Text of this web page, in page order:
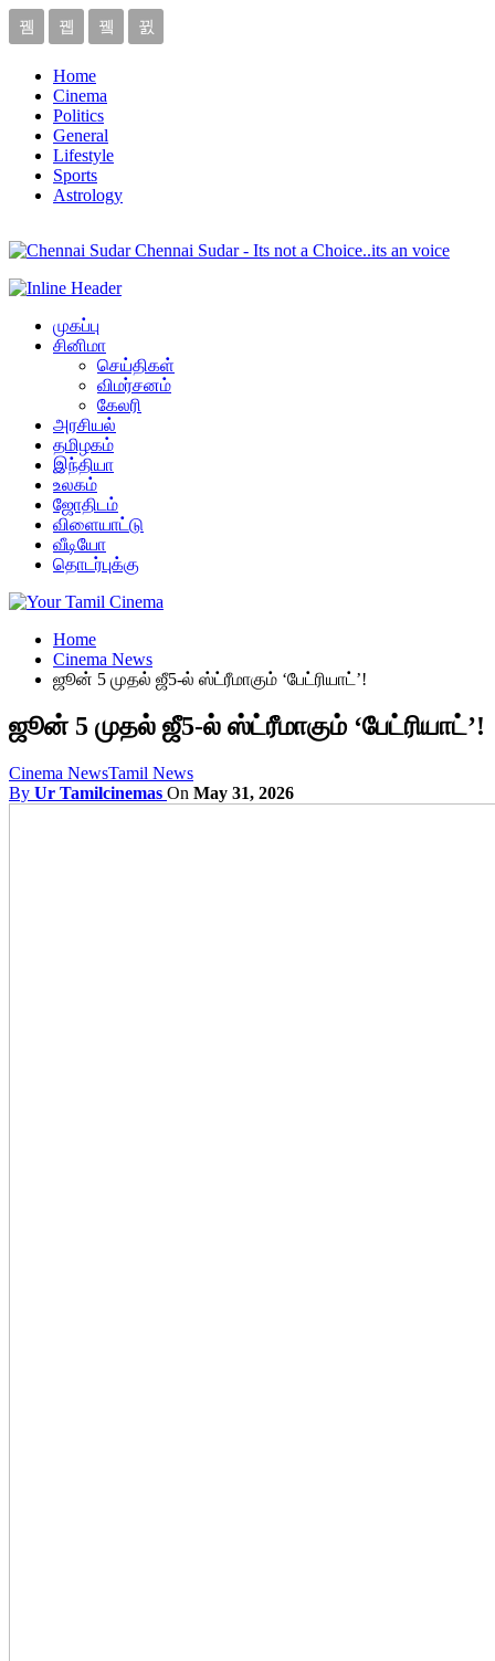
Home
Cinema
Politics
General
Lifestyle
Sports
Astrology
Chennai Sudar - Its not a Choice..its an voice
முகப்பு
சினிமா
செய்திகள்
விமர்சனம்
கேலரி
அரசியல்
தமிழகம்
இந்தியா
உலகம்
ஜோதிடம்
விளையாட்டு
வீடியோ
தொடர்புக்கு
Home
Cinema News
ஜூன் 5 முதல் ஜீ5-ல் ஸ்ட்ரீமாகும் ‘பேட்ரியாட்’!
ஜூன் 5 முதல் ஜீ5-ல் ஸ்ட்ரீமாகும் ‘பேட்ரியாட்’!
Cinema NewsTamil News
By Ur Tamilcinemas On May 31, 2026